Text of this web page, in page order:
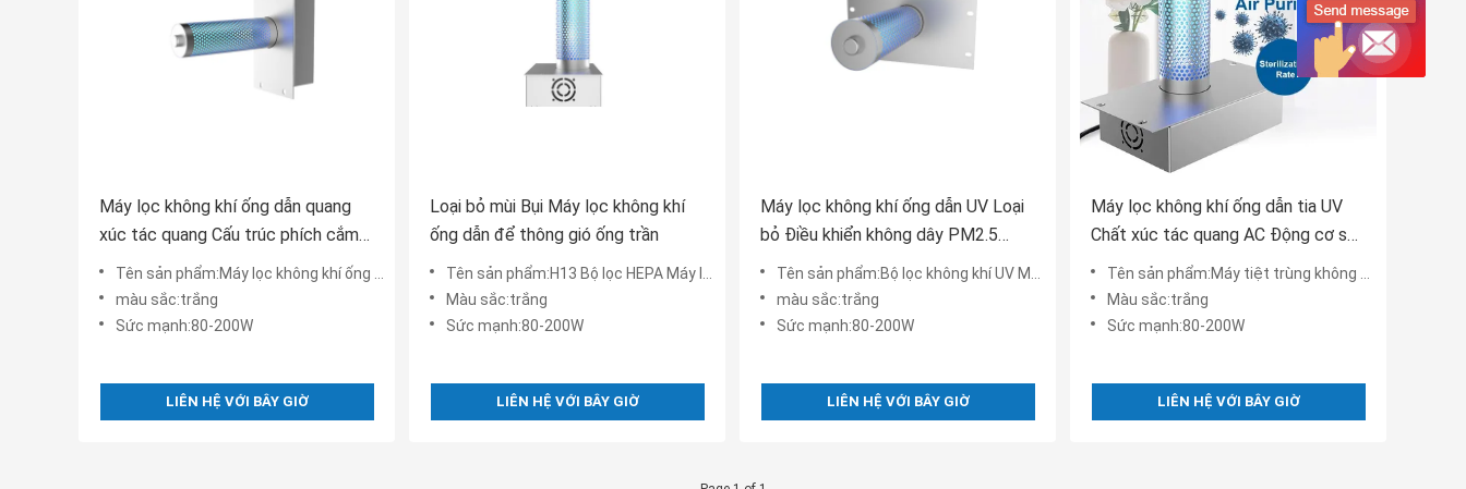
Máy lọc không khí ống dẫn quang
xúc tác quang Cấu trúc phích cắm
hiệu quả cao
Tên sản phẩm:Máy lọc không khí ống dẫn quang xúc tác quang Cấu trúc phích cắm hiệu quả cao
màu sắc:trắng
Sức mạnh:80-200W
LIÊN HỆ VỚI BÂY GIỜ
Loại bỏ mùi Bụi Máy lọc không khí
ống dẫn để thông gió ống trần
Tên sản phẩm:H13 Bộ lọc HEPA Máy lọc không khí trong nhà Dòng một chiều Không khí trong lành Tuần hoàn Bụi Khử mù
Màu sắc:trắng
Sức mạnh:80-200W
LIÊN HỆ VỚI BÂY GIỜ
Máy lọc không khí ống dẫn UV Loại
bỏ Điều khiển không dây PM2.5
CADR 1600m3 / H
Tên sản phẩm:Bộ lọc không khí UV Máy lọc trong ống loại bỏ PM2.5
màu sắc:trắng
Sức mạnh:80-200W
LIÊN HỆ VỚI BÂY GIỜ
Máy lọc không khí ống dẫn tia UV
Chất xúc tác quang AC Động cơ sắt
Vật liệu ABS
Tên sản phẩm:Máy tiệt trùng không khí ống dẫn quang xúc tác bằng tia UV
Màu sắc:trắng
Sức mạnh:80-200W
LIÊN HỆ VỚI BÂY GIỜ